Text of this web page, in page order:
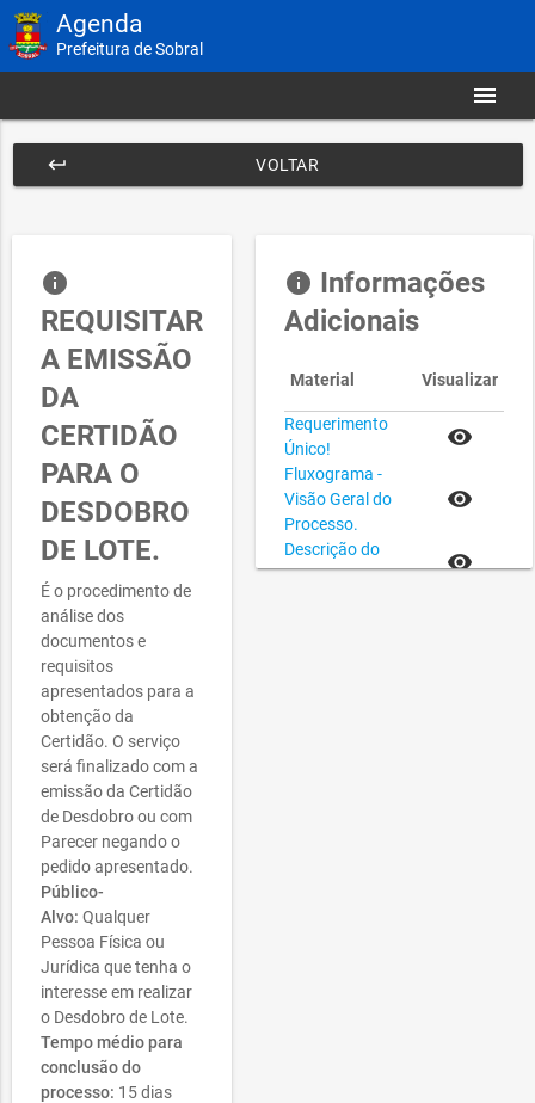
Agenda
Prefeitura de Sobral
menu
VOLTAR
keyboard_return
info
REQUISITAR
A EMISSÃO
DA
CERTIDÃO
PARA O
DESDOBRO
DE LOTE.
É o procedimento de
análise dos
documentos e
requisitos
apresentados para a
obtenção da
Certidão. O serviço
será finalizado com a
emissão da Certidão
de Desdobro ou com
Parecer negando o
pedido apresentado.
Público-
Alvo: Qualquer
Pessoa Física ou
Jurídica que tenha o
interesse em realizar
o Desdobro de Lote.
Tempo médio para
conclusão do
processo: 15 dias
info Informações
Adicionais
Material Visualizar
Requerimento
Único!
remove_red_eye
Fluxograma -
Visão Geral do
Processo.
remove_red_eye
Descrição do
Processo - AP.
remove_red_eye